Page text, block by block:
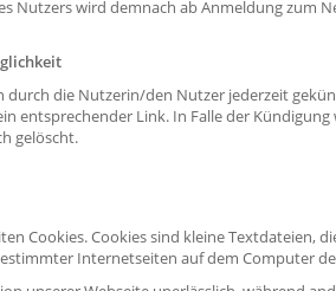
Nutzers wird demnach ab Anmeldung zum
durch die Nutzerin/den Nutzer jederzeit
entsprechender Link. In Falle der Kündigung
gelöscht.
Cookies. Cookies sind kleine Textdateien,
Internetseiten auf dem Computer